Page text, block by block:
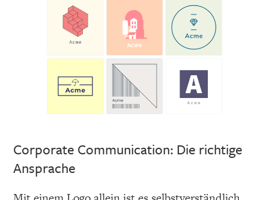
Corporate Communication: Die richtige
Ansprache